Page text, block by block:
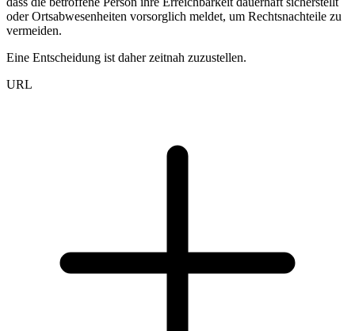
oder Ortsabwesenheiten vorsorglich meldet, um Rechtsnachteile zu
vermeiden.
Eine Entscheidung ist daher zeitnah zuzustellen.
URL